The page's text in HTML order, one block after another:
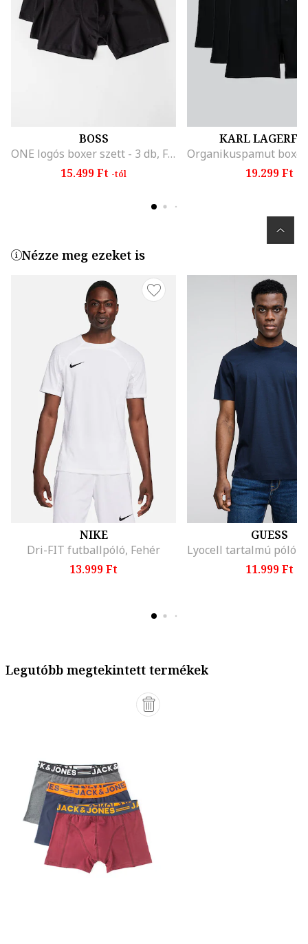
BOSS
ONE logós boxer szett - 3 db, Fekete
15.499 Ft -tól
KARL
19.299 Ft
Nézze meg ezeket is
NIKE
Dri-FIT futballpóló, Fehér
13.999 Ft
GUESS
11.999 Ft
Legutóbb megtekintett termékek